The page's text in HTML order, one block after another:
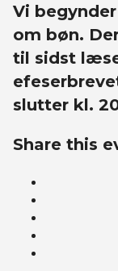
Vi
om bøn.
til sidst
slutter kl.
Share this